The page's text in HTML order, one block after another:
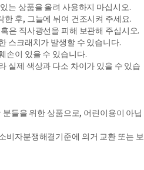
는 상품을 올려 사용하지 마십시오.
후, 그늘에 뉘여 건조시켜 주세요.
은 직사광선을 피해 보관해 주십시오.
스크래치가 발생할 수 있습니다.
손이 있을 수 있습니다.
실제 색상과 다소 차이가 있을 수 있습
들을 위한 상품으로, 어린이용이 아닙
비자분쟁해결기준에 의거 교환 또는 보